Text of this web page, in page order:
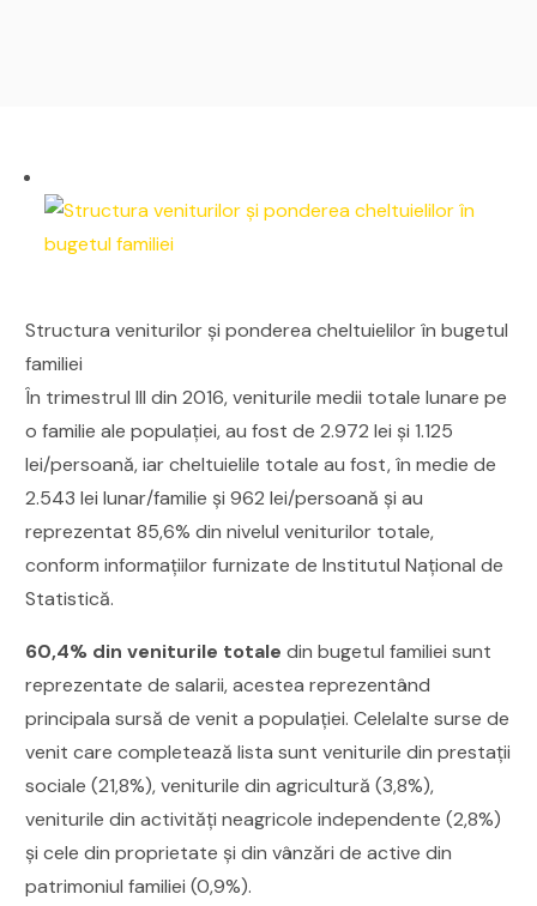
Structura veniturilor și ponderea cheltuielilor în bugetul
familiei
În trimestrul III din 2016, veniturile medii totale lunare pe
o familie ale populației, au fost de 2.972 lei și 1.125
lei/persoană, iar cheltuielile totale au fost, în medie de
2.543 lei lunar/familie și 962 lei/persoană şi au
reprezentat 85,6% din nivelul veniturilor totale,
conform informațiilor furnizate de Institutul Național de
Statistică.
60,4% din veniturile totale din bugetul familiei sunt
reprezentate de salarii, acestea reprezentând
principala sursă de venit a populației. Celelalte surse de
venit care completează lista sunt veniturile din prestații
sociale (21,8%), veniturile din agricultură (3,8%),
veniturile din activități neagricole independente (2,8%)
şi cele din proprietate şi din vânzări de active din
patrimoniul familiei (0,9%).